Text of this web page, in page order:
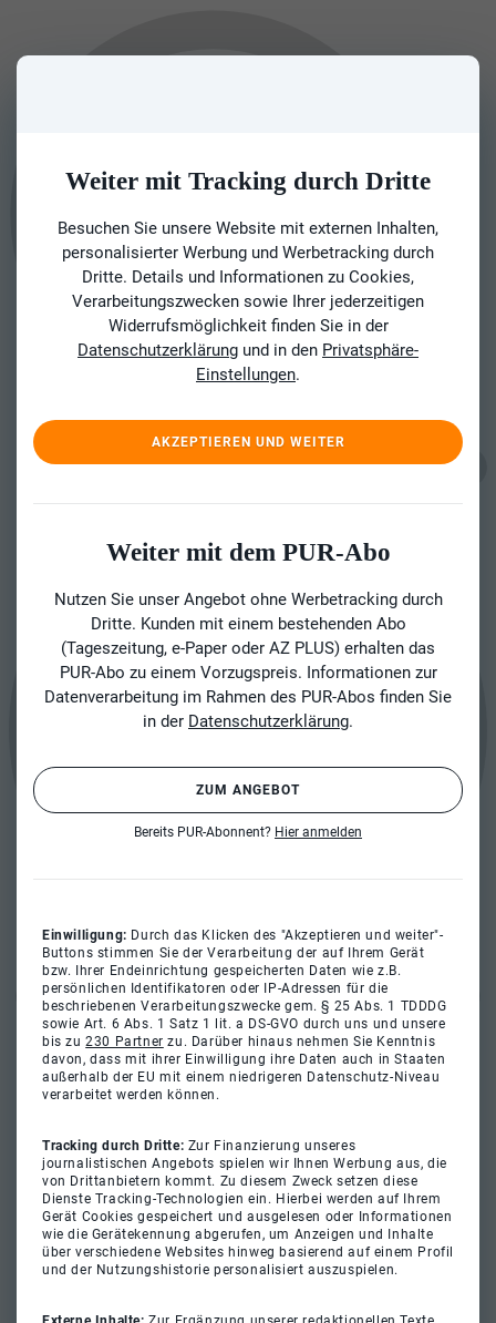
Weiter mit Tracking durch Dritte
Besuchen Sie unsere Website mit externen Inhalten,
personalisierter Werbung und Werbetracking durch
Dritte. Details und Informationen zu Cookies,
Verarbeitungszwecken sowie Ihrer jederzeitigen
Widerrufsmöglichkeit finden Sie in der
Datenschutzerklärung und in den Privatsphäre-
Einstellungen.
AKZEPTIEREN UND WEITER
Weiter mit dem PUR-Abo
Nutzen Sie unser Angebot ohne Werbetracking durch
Dritte. Kunden mit einem bestehenden Abo
(Tageszeitung, e-Paper oder AZ PLUS) erhalten das
PUR-Abo zu einem Vorzugspreis. Informationen zur
Datenverarbeitung im Rahmen des PUR-Abos finden Sie
in der Datenschutzerklärung.
ZUM ANGEBOT
Bereits PUR-Abonnent? Hier anmelden
Einwilligung: Durch das Klicken des "Akzeptieren und weiter"-
Buttons stimmen Sie der Verarbeitung der auf Ihrem Gerät
bzw. Ihrer Endeinrichtung gespeicherten Daten wie z.B.
persönlichen Identifikatoren oder IP-Adressen für die
beschriebenen Verarbeitungszwecke gem. § 25 Abs. 1 TDDDG
sowie Art. 6 Abs. 1 Satz 1 lit. a DS-GVO durch uns und unsere
bis zu230 Partner zu. Darüber hinaus nehmen Sie Kenntnis
davon, dass mit ihrer Einwilligung ihre Daten auch in Staaten
außerhalb der EU mit einem niedrigeren Datenschutz-Niveau
verarbeitet werden können.
Tracking durch Dritte: Zur Finanzierung unseres
journalistischen Angebots spielen wir Ihnen Werbung aus, die
von Drittanbietern kommt. Zu diesem Zweck setzen diese
Dienste Tracking-Technologien ein. Hierbei werden auf Ihrem
Gerät Cookies gespeichert und ausgelesen oder Informationen
wie die Gerätekennung abgerufen, um Anzeigen und Inhalte
über verschiedene Websites hinweg basierend auf einem Profil
und der Nutzungshistorie personalisiert auszuspielen.